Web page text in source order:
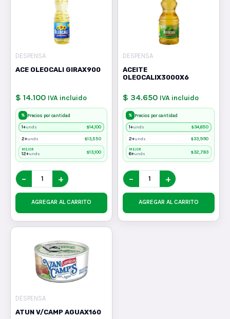
DESPENSA
ACE OLEOCALI GIRAX900
$ 14.100 IVA incluido
% Precios por cantidad
1+unds $14,100
2+unds $13,550
MEJOR
12+unds $13,100
− +
AGREGAR AL CARRITO
DESPENSA
ACEITE
OLEOCALIX3000X6
$ 34.650 IVA incluido
% Precios por cantidad
1+unds $34,650
2+unds $33,990
MEJOR
6+unds $32,783
− +
AGREGAR AL CARRITO
DESPENSA
ATUN V/CAMP AGUAX160